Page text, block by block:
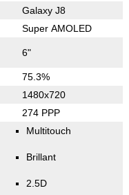
Galaxy J8
Super AMOLED
6"
75.3%
1480x720
274 PPP
Multitouch
Brillant
2.5D